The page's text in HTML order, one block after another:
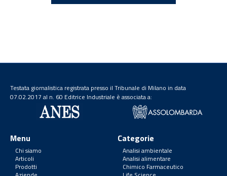
Testata giornalistica registrata presso il Tribunale di Milano in data
07.02.2017 al n. 60 Editrice Industriale è associata a:
Menu
Chi siamo
Articoli
Prodotti
Categorie
Analisi ambientale
Analisi alimentare
Chimico Farmaceutico